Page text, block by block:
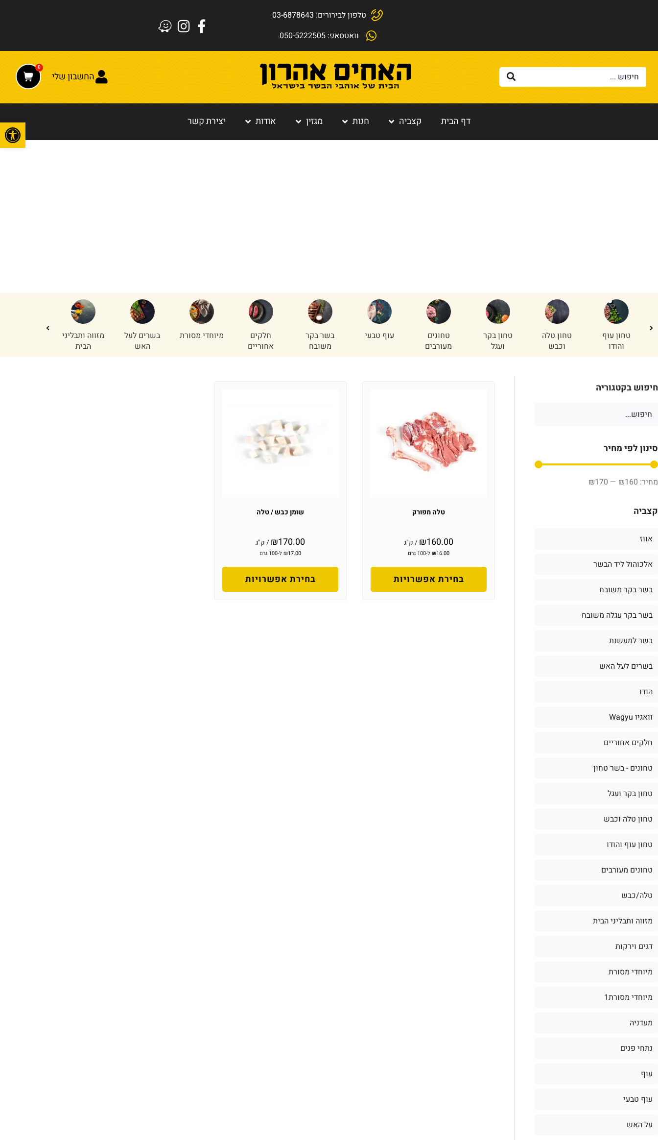
טלפון לבירורים: 03-6878643
וואטסאפ: 050-5222505
החשבון שלי
0
דף הבית קצביה חנות מגזין אודות יצירת קשר
טחון עוף
והודו
טחון טלה
וכבש
טחון בקר
ועגל
טחונים
מעורבים
עוף טבעי
בשר בקר
משובח
חלקים
אחוריים
מיוחדי מסורת
בשרים לעל
האש
מזווה ותבליני
הבית
חיפוש בקטגוריה
סינון לפי מחיר
₪160
—
₪170
קצביה
אווז
אלכוהול ליד הבשר
בשר בקר משובח
בשר בקר עגלה משובח
בשר למעשנת
בשרים לעל האש
הודו
וואגיו Wagyu
חלקים אחוריים
טחונים - בשר טחון
טחון בקר ועגל
טחון טלה וכבש
טחון עוף והודו
טחונים מעורבים
טלה/כבש
מזווה ותבליני הבית
דגים וירקות
מיוחדי מסורת
מיוחדי מסורת1
מעדניה
נתחי פנים
עוף
עוף טבעי
על האש
טלה מפורק
₪160.00 / ק"ג
₪16.00 ל-100 גרם
בחירת אפשרויות
שומן כבש / טלה
₪170.00 / ק"ג
₪17.00 ל-100 גרם
בחירת אפשרויות